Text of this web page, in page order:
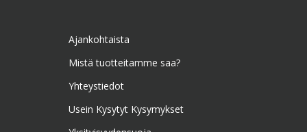
Ajankohtaista
Mistä tuotteitamme saa?
Yhteystiedot
Usein Kysytyt Kysymykset